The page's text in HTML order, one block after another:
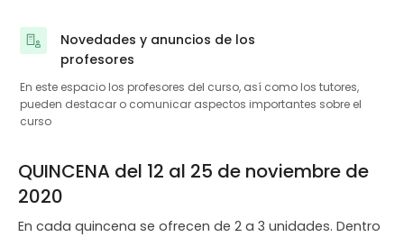
Novedades y anuncios de los
profesores
Foro
En este espacio los profesores del curso, así como los tutores,
pueden destacar o comunicar aspectos importantes sobre el
curso
QUINCENA del 12 al 25 de noviembre de
2020
En cada quincena se ofrecen de 2 a 3 unidades. Dentro